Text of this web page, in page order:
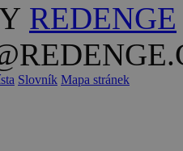
REDENGE
Slovník Mapa stránek